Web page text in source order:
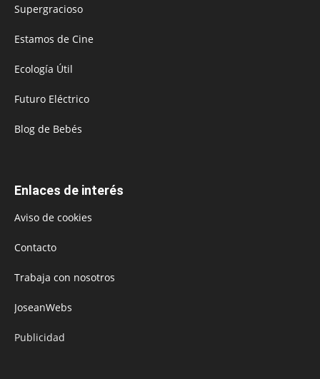
Supergracioso
Estamos de Cine
Ecología Útil
Futuro Eléctrico
Blog de Bebés
Enlaces de interés
Aviso de cookies
Contacto
Trabaja con nosotros
JoseanWebs
Publicidad